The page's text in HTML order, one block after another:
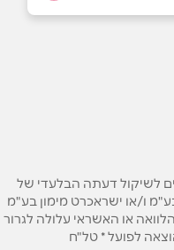
באינסטגרם
לשיקול דעתה הבלעדי של
ו/או ישראכרט מימון בע"מ
או האשראי עלולה לגרור
לפועל * טל"ח